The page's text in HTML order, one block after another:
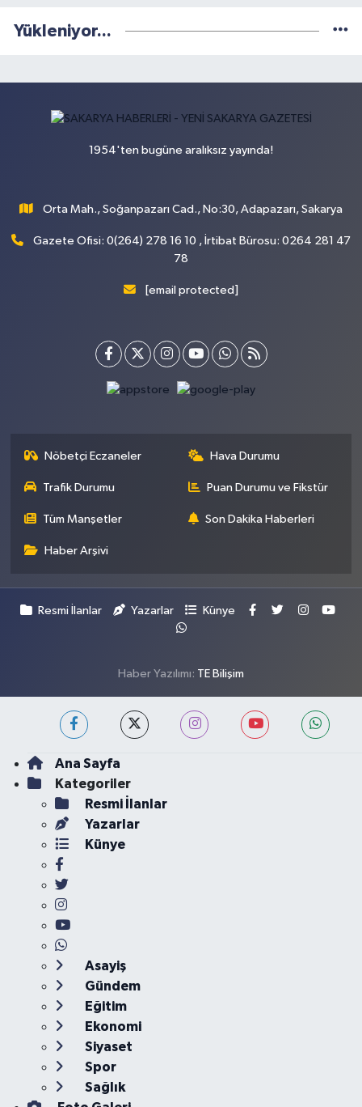
Yükleniyor...
1954'ten bugüne aralıksız yayında!
Orta Mah., Soğanpazarı Cad., No:30, Adapazarı, Sakarya
Gazete Ofisi: 0(264) 278 16 10 , İrtibat Bürosu: 0264 281 47
78
[email protected]
Nöbetçi Eczaneler Hava Durumu
Trafik Durumu Puan Durumu ve Fikstür
Tüm Manşetler Son Dakika Haberleri
Haber Arşivi
Resmi İlanlar Yazarlar Künye
Haber Yazılımı: TE Bilişim
Ana Sayfa
Kategoriler
Resmi İlanlar
Yazarlar
Künye
Asayiş
Gündem
Eğitim
Ekonomi
Siyaset
Spor
Sağlık